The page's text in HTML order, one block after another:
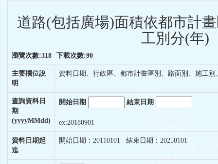
道路(包括廣場)面積依都市計
工別分(年)
瀏覽次數:318 下載次數:90
主要欄位說
明
資料日期、行政區、都市計畫區別、路面別、施工別
查詢資料日
期
(yyyyMMdd)
開始日期 結束日期
ex:20180901
資料日期起
迄
開始日期：20110101 結束日期：20250101